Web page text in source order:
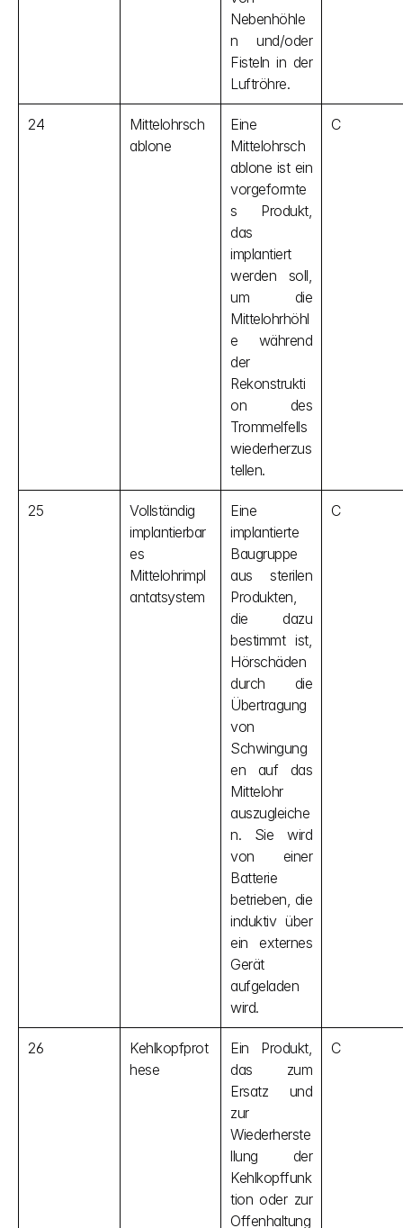
Nebenhöhle
n und/oder
Fisteln in der
Luftröhre.
24
Mittelohrsch
ablone
Eine
Mittelohrsch
ablone ist ein
vorgeformte
s Produkt,
das
implantiert
werden soll,
um die
Mittelohrhöhl
e während
der
Rekonstrukti
on des
Trommelfells
wiederherzus
tellen.
C
25
Vollständig
implantierbar
es
Mittelohrimpl
antatsystem
Eine
implantierte
Baugruppe
aus sterilen
Produkten,
die dazu
bestimmt ist,
Hörschäden
durch die
Übertragung
von
Schwingung
en auf das
Mittelohr
auszugleiche
n. Sie wird
von einer
Batterie
betrieben, die
induktiv über
ein externes
Gerät
aufgeladen
wird.
C
26
Kehlkopfprot
hese
Ein Produkt,
das zum
Ersatz und
zur
Wiederherste
llung der
Kehlkopffunk
tion oder zur
Offenhaltung
C